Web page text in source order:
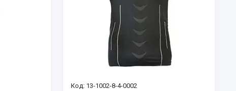
13-1002-8-4-0002